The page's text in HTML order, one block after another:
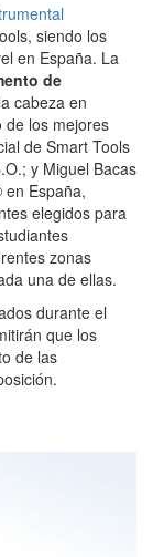
siendo los
en España. La
de
cabeza en
de los mejores
de Smart Tools
y Miguel Bacas
en España,
elegidos para
zonas
una de ellas.
durante el
que los
de las